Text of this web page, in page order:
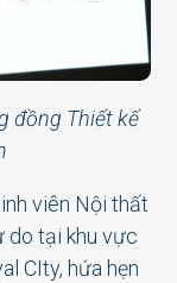
đồng Thiết kế
viên Nội thất
do tại khu vực
CIty, hứa hẹn